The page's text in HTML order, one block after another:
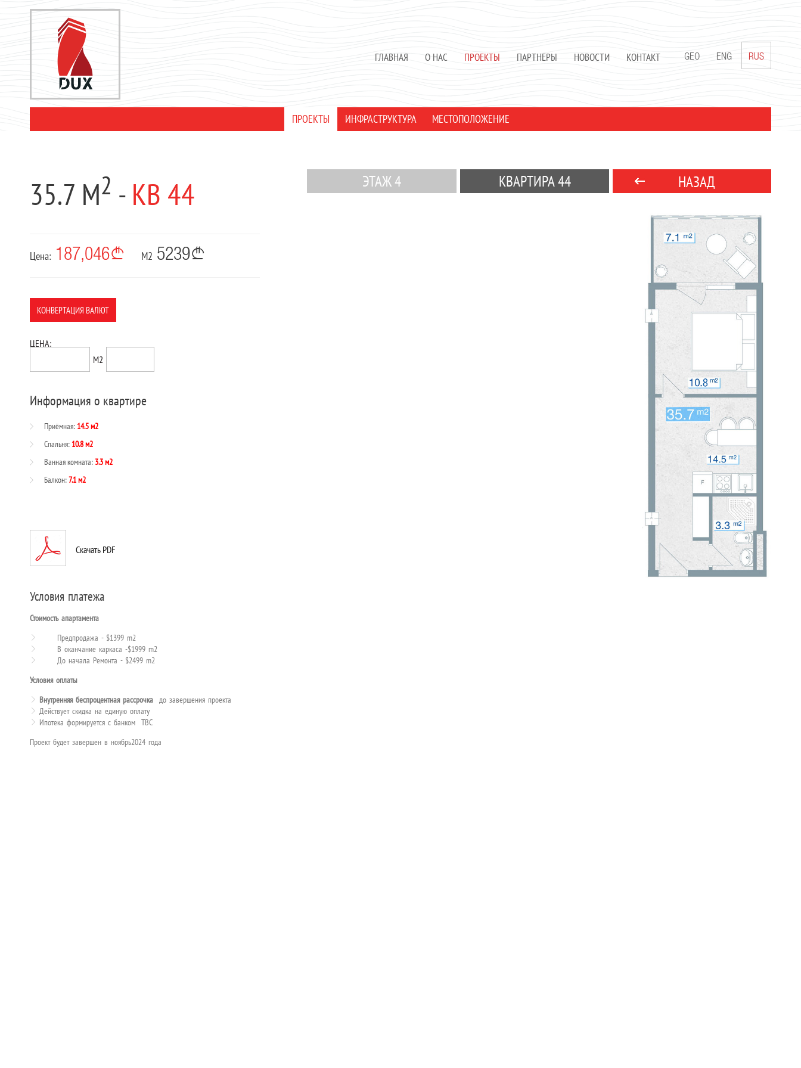
ГЛАВНАЯ О НАС ПРОЕКТЫ ПАРТНЕРЫ НОВОСТИ КОНТАКТ GEO ENG RUS
ПРОЕКТЫ ИНФРАСТРУКТУРА МЕСТОПОЛОЖЕНИЕ
НАЗАД
КВАРТИРА 44
ЭТАЖ 4
35.7 М2 - КВ 44
Цена: 187,046 М2 5239
КОНВЕРТАЦИЯ ВАЛЮТ
ЦЕНА:
М2
Информация о квартире
Приёмная: 14.5 м2
Спальня: 10.8 м2
Ванная комната: 3.3 м2
Балкон:7.1 м2
Скачать PDF
Условия платежа
Стоимость апартамента
Предпродажа - $1399 m2
В оканчание каркаса -$1999 m2
До начала Ремонта - $2499 m2
Условия оплаты
Внутренняя беспроцентная рассрочка до завершения проекта
Действует скидка на единую оплату
Ипотека формируется с банком TBC
Проект будет завершен в ноябрь2024 года